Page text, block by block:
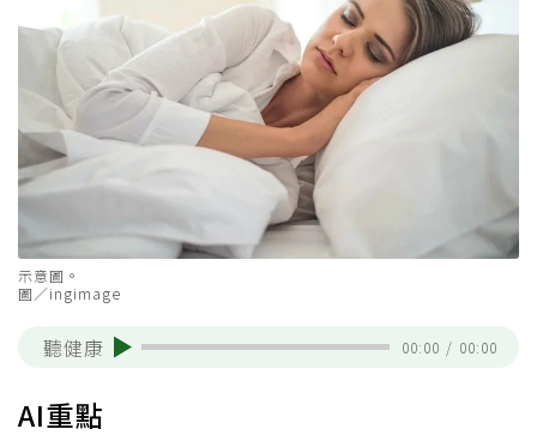
示意圖。
圖／ingimage
聽健康 00:00 / 00:00
AI重點